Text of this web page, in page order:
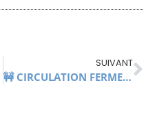
SUIVANT
🚧 CIRCULATION FERMEE CHEMIN DE RECOULIN, DU 19 FEVRIER AU 15 MARS